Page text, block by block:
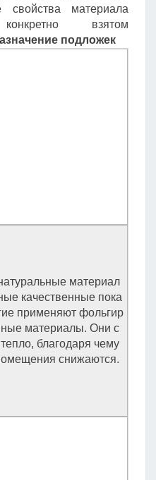
свойства материала
взятом
подложек
материал
качественные пока
применяют фольгир
материалы. Они с
благодаря чему
снижаются.